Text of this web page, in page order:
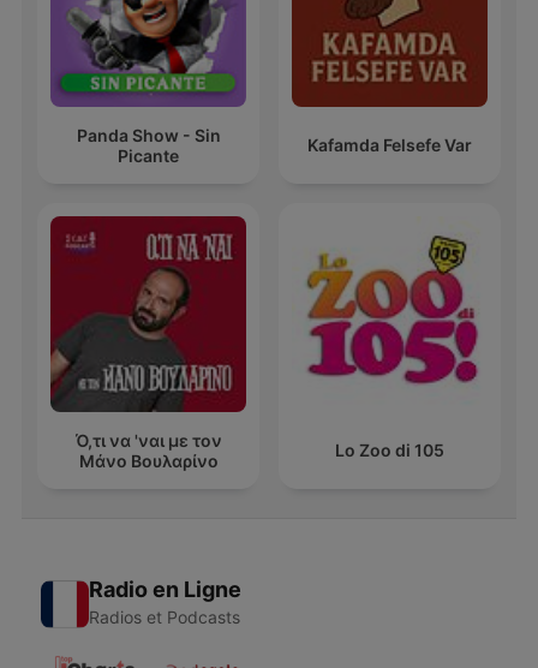
Panda Show - Sin
Picante
Kafamda Felsefe Var
Ό,τι να 'ναι με τον
Μάνο Βουλαρίνο
Lo Zoo di 105
Radio en Ligne
Radios et Podcasts